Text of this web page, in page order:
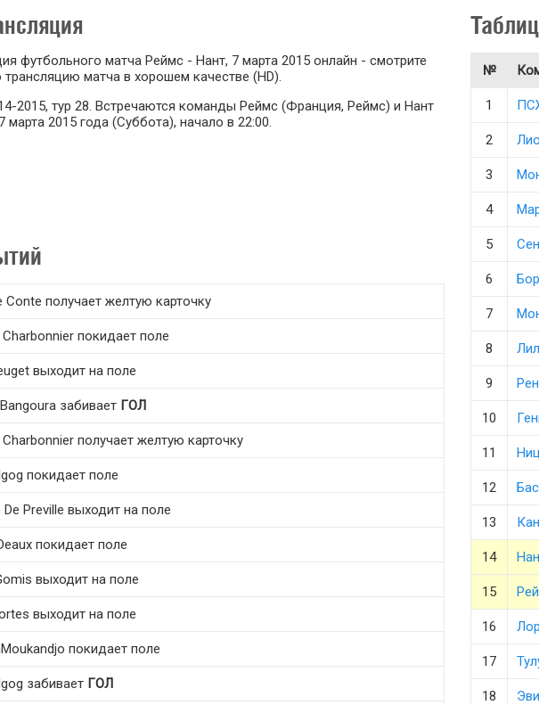
футбольного матча Реймс - Нант, 7 марта 2015 онлайн - смотрите
матча в хорошем качестве (HD).
2015, тур 28. Встречаются команды Реймс (Франция, Реймс) и Нант
2015 года (Суббота), начало в 22:00.
Conte получает желтую карточку
покидает поле
выходит на поле
забивает ГОЛ
получает желтую карточку
покидает поле
Preville выходит на поле
покидает поле
выходит на поле
выходит на поле
покидает поле
забивает ГОЛ
№
1
2
3
4
5
6
7
8
9
10
11
12
13 Кан
14
15
16
17
18